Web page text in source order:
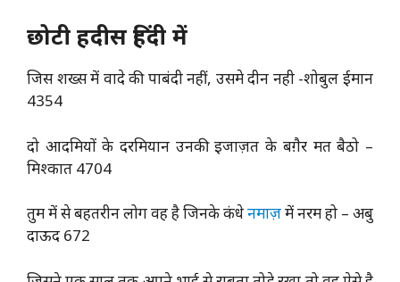
छोटी हदीस हिंदी में
जिस शख्स में वादे की पाबंदी नहीं, उसमे दीन नही -शोबुल ईमान
4354
दो आदमियों के दरमियान उनकी इजाज़त के बग़ैर मत बैठो –
मिश्कात 4704
तुम में से बहतरीन लोग वह है जिनके कंधेनमाज़में नरम हो – अबु
दाऊद 672